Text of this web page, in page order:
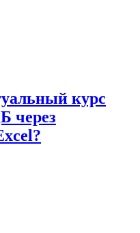
курс
через